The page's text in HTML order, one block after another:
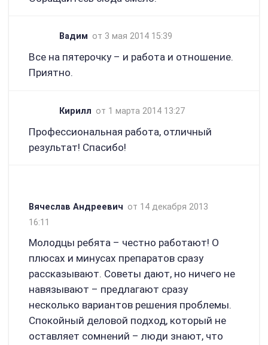
Вадим от 3 мая 2014 15:39
Все на пятерочку – и работа и отношение.
Приятно.
Кирилл от 1 марта 2014 13:27
Профессиональная работа, отличный
результат! Спасибо!
Вячеслав Андреевич от 14 декабря 2013
16:11
Молодцы ребята – честно работают! О
плюсах и минусах препаратов сразу
рассказывают. Советы дают, но ничего не
навязывают – предлагают сразу
несколько вариантов решения проблемы.
Спокойный деловой подход, который не
оставляет сомнений – люди знают, что